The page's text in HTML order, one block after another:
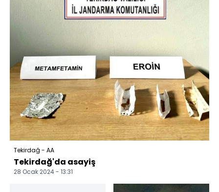
Tekirdağ - AA
Tekirdağ'da asayiş
28 Ocak 2024 - 13:31